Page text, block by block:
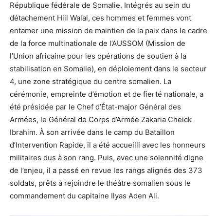
République fédérale de Somalie. Intégrés au sein du
détachement Hiil Walal, ces hommes et femmes vont
entamer une mission de maintien de la paix dans le cadre
de la force multinationale de l’AUSSOM (Mission de
l’Union africaine pour les opérations de soutien à la
stabilisation en Somalie), en déploiement dans le secteur
4, une zone stratégique du centre somalien. La
cérémonie, empreinte d’émotion et de fierté nationale, a
été présidée par le Chef d’État-major Général des
Armées, le Général de Corps d’Armée Zakaria Cheick
Ibrahim. À son arrivée dans le camp du Bataillon
d’Intervention Rapide, il a été accueilli avec les honneurs
militaires dus à son rang. Puis, avec une solennité digne
de l’enjeu, il a passé en revue les rangs alignés des 373
soldats, prêts à rejoindre le théâtre somalien sous le
commandement du capitaine Ilyas Aden Ali.